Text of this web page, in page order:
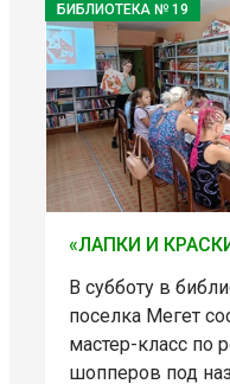
БИБЛИОТЕКА № 19
«ЛАПКИ И
В субботу в
поселка Мегет
мастер-класс по
шопперов под